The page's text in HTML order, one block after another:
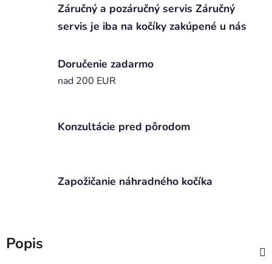
Záručný a pozáručný servis Záručný
servis je iba na kočíky zakúpené u nás
Doručenie zadarmo
nad 200 EUR
Konzultácie pred pôrodom
Zapožičanie náhradného kočíka
Popis